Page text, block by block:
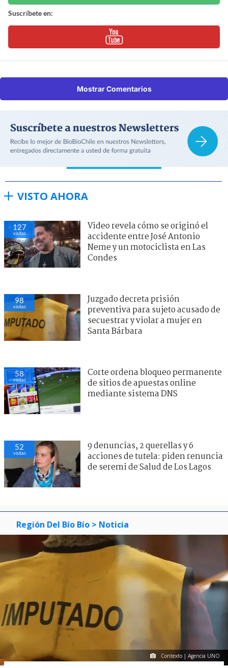
Suscríbete en:
Mostrar Comentarios
VISTO AHORA
127
visitas
Video revela cómo se originó el
accidente entre José Antonio
Neme y un motociclista en Las
Condes
98
visitas
Juzgado decreta prisión
preventiva para sujeto acusado de
secuestrar y violar a mujer en
Santa Bárbara
58
visitas
Corte ordena bloqueo permanente
de sitios de apuestas online
mediante sistema DNS
52
visitas
9 denuncias, 2 querellas y 6
acciones de tutela: piden renuncia
de seremi de Salud de Los Lagos
Región Del Bío Bío > Noticia
Contexto | Agencia UNO